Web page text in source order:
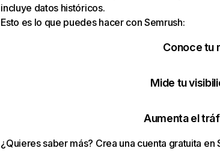
incluye datos históricos.
Esto es lo que puedes hacer con Semrush:
Conoce tu
Mide tu
Aumenta el
¿Quieres saber más? Crea una cuenta gratuita